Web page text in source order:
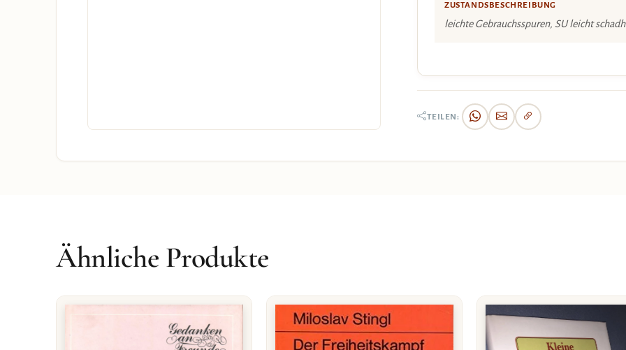
ZUSTANDSBESCHREIBUNG
leichte Gebrauchsspuren, SU leicht
TEILEN:
Ähnliche Produkte